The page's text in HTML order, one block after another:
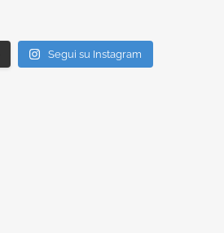
Segui su Instagram